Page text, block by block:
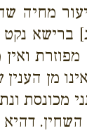
מחיה
ברישא
מן הענין
מכונסת
השחין.